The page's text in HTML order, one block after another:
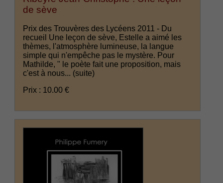
de sève
Prix des Trouvères des Lycéens 2011 - Du
recueil Une leçon de sève, Estelle a aimé les
thèmes, l'atmosphère lumineuse, la langue
simple qui n'empêche pas le mystère. Pour
Mathilde, " le poète fait une proposition, mais
c'est à nous... (suite)
Prix : 10.00 €